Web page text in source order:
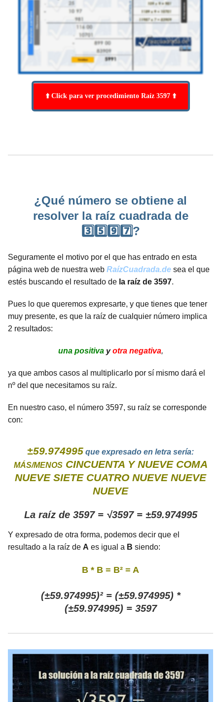
⬆️ Click para ver procedimiento Raíz 3597 ⬆️
¿Qué número se obtiene al
resolver la raíz cuadrada de
3️⃣5️⃣9️⃣7️⃣?
Seguramente el motivo por el que has entrado en esta
página web de nuestra web RaízCuadrada.de sea el que
estés buscando el resultado de la raíz de 3597.
Pues lo que queremos expresarte, y que tienes que tener
muy presente, es que la raíz de cualquier número implica
2 resultados:
una positivayotra negativa,
ya que ambos casos al multiplicarlo por sí mismo dará el
nº del que necesitamos su raíz.
En nuestro caso, el número 3597, su raíz se corresponde
con:
±59.974995 que expresado en letra sería:
MÁS/MENOS CINCUENTA Y NUEVE COMA
NUEVE SIETE CUATRO NUEVE NUEVE
NUEVE
La raíz de 3597 = √3597 = ±59.974995
Y expresado de otra forma, podemos decir que el
resultado a la raíz de A es igual a B siendo:
B * B = B² = A
(±59.974995)² = (±59.974995) *
(±59.974995) = 3597